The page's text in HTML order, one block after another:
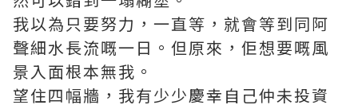
我以為只要努力，一直等，就會等到同阿
聲細水長流嘅一日。但原來，佢想要嘅風
景入面根本無我。
望住四幅牆，我有少少慶幸自己仲未投資